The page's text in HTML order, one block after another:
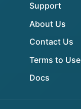
Support
About Us
Contact Us
Terms to Use
Docs